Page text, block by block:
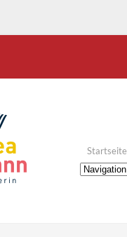
Startseite